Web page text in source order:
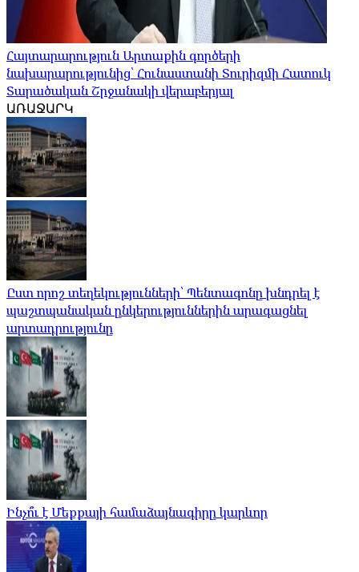
Հայտարարություն Արտաքին գործերի
նախարարությունից՝ Հունաստանի Տուրիզմի Հատուկ
Տարածական Շրջանակի վերաբերյալ
ԱՌԱՋԱՐԿ
Ըստ որոշ տեղեկությունների՝ Պենտագոնը խնդրել է
պաշտպանական ընկերություններին արագացնել
արտադրությունը
Ինչո՞ւ է Մեքքայի համաձայնագիրը կարևոր